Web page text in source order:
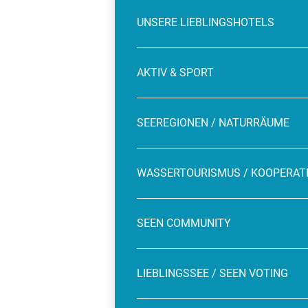
UNSERE LIEBLINGSHOTELS
AKTIV & SPORT
SEEREGIONEN / NATURRÄUME
WASSERTOURISMUS /
SEEN COMMUNITY
LIEBLINGSSEE / SEEN VOTING